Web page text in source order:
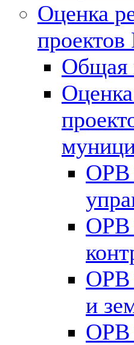
Оценка
Общая
ОРВ
ОРВ
ОРВ
и
ОРВ